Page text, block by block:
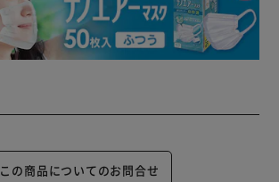
この商品についてのお問合せ